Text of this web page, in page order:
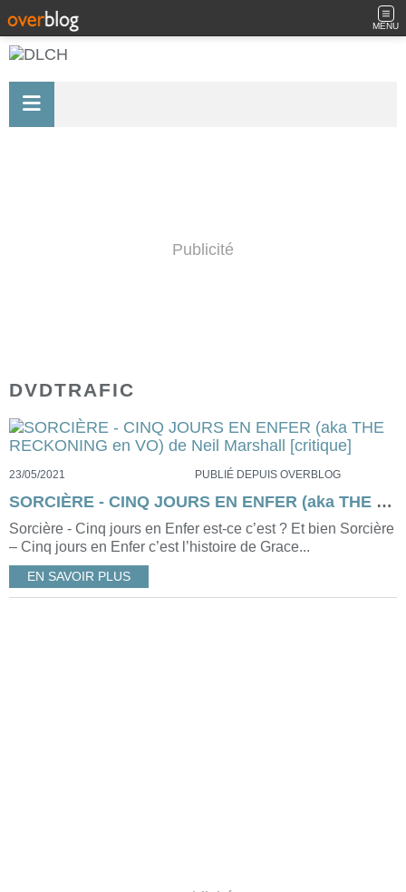
MENU
Publicité
DVDTRAFIC
23/05/2021 PUBLIÉ DEPUIS OVERBLOG
SORCIÈRE - CINQ JOURS EN ENFER (aka THE RECKONING en VO) de Neil Marshall [critique]
Sorcière - Cinq jours en Enfer est-ce c’est ? Et bien Sorcière
– Cinq jours en Enfer c’est l’histoire de Grace...
EN SAVOIR PLUS